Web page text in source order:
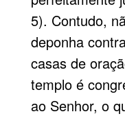
5). Contudo,
deponha
casas de
templo é
ao Senhor, o